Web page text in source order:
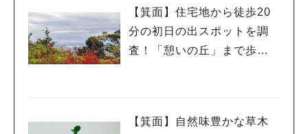
【箕面】住宅地から徒歩20
分の初日の出スポットを調
査！「憩いの丘」まで歩い
【箕面】自然味豊かな草木